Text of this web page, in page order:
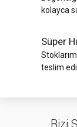
kolayca
Süper
teslim
Bizi